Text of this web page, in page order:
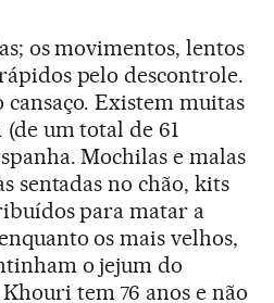
os movimentos, lentos
pelo descontrole.
cansaço. Existem muitas
(de um total de 61
Mochilas e malas
sentadas no chão, kits
para matar a
os mais velhos,
o jejum do
tem 76 anos e não